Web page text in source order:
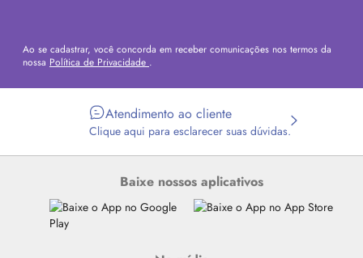
Ao se cadastrar, você concorda em receber comunicações nos termos da
nossa Política de Privacidade .
Atendimento ao cliente
Clique aqui para esclarecer suas dúvidas.
Baixe nossos aplicativos